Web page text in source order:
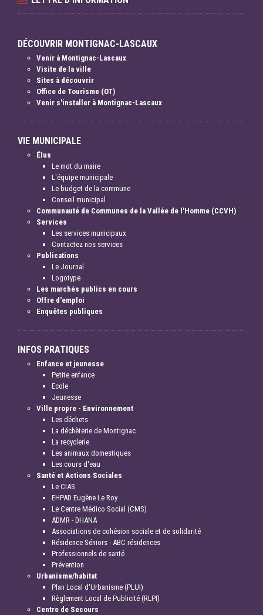
DÉCOUVRIR MONTIGNAC-LASCAUX
Venir à Montignac-Lascaux
Visite de la ville
Sites à découvrir
Office de Tourisme (OT)
Venir s'installer à Montignac-Lascaux
VIE MUNICIPALE
Élus
Le mot du maire
L'équipe municipale
Le budget de la commune
Conseil municipal
Communauté de Communes de la Vallée de l'Homme (CCVH)
Services
Les services municipaux
Contactez nos services
Publications
Le Journal
Logotype
Les marchés publics en cours
Offre d'emploi
Enquêtes publiques
INFOS PRATIQUES
Enfance et jeunesse
Petite enfance
Ecole
Jeunesse
Ville propre - Environnement
Les déchets
La déchèterie de Montignac
La recyclerie
Les animaux domestiques
Les cours d'eau
Santé et Actions Sociales
Le CIAS
EHPAD Eugène Le Roy
Le Centre Médico Social (CMS)
ADMR - DHANA
Associations de cohésion sociale et de solidarité
Résidence Séniors - ABC résidences
Professionnels de santé
Prévention
Urbanisme/habitat
Plan Local d'Urbanisme (PLUI)
Règlement Local de Publicité (RLPI)
Centre de Secours